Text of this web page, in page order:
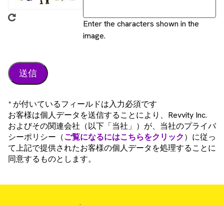
Enter the characters shown in the
image.
* が付いているフィールドは入力必須です
お客様は個人データを送信することにより、Revvity Inc.
およびその関連会社（以下「当社」）が、当社のプライバ
シーポリシー（ご覧になるにはこちらをクリック）に従っ
て上記で提供されたお客様の個人データを処理することに
同意するものとします。